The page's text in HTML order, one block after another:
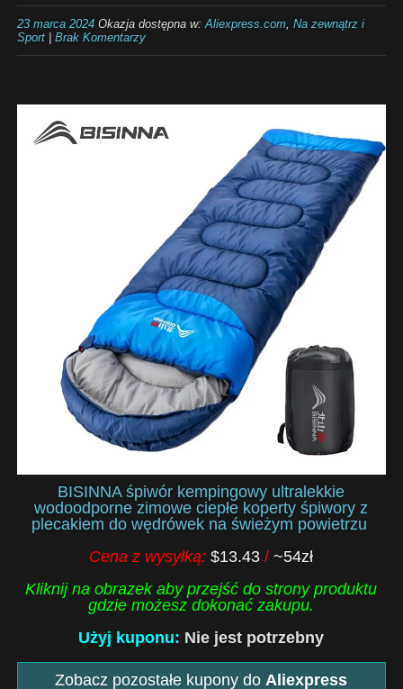
23 marca 2024Okazja dostępna w:Aliexpress.com, Na zewnątrz i
Sport| Brak Komentarzy
BISINNA śpiwór kempingowy ultralekkie
wodoodporne zimowe ciepłe koperty śpiwory z
plecakiem do wędrówek na świeżym powietrzu
Cena z wysyłką:$13.43/~54zł
Kliknij na obrazek aby przejść do strony produktu
gdzie możesz dokonać zakupu.
Użyj kuponu: Nie jest potrzebny
Zobacz pozostałe kupony do Aliexpress